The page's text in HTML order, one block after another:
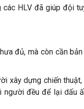
các HLV đã giúp đội
đủ, mà còn cần
xây dựng chiến
người đều để lại